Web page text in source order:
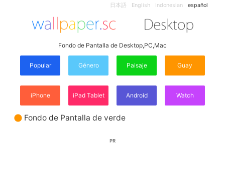
日本語 English Indonesian español
Fondo de Pantalla de Desktop,PC,Mac
Popular Género Paisaje Guay
iPhone iPad Tablet Android Watch
Fondo de Pantalla de verde
PR